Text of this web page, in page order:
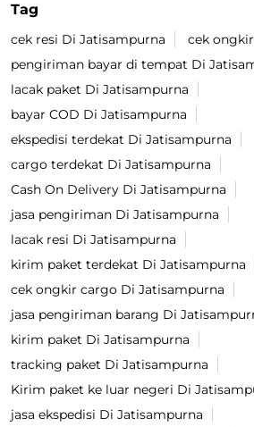
Tag
cek resi Di Jatisampurna
cek
pengiriman bayar di tempat Di
lacak paket Di Jatisampurna
bayar COD Di Jatisampurna
ekspedisi terdekat Di Jatisampurna
cargo terdekat Di Jatisampurna
Cash On Delivery Di Jatisampurna
jasa pengiriman Di Jatisampurna
lacak resi Di Jatisampurna
kirim paket terdekat Di Jatisampurna
cek ongkir cargo Di Jatisampurna
jasa pengiriman barang Di
kirim paket Di Jatisampurna
tracking paket Di Jatisampurna
Kirim paket ke luar negeri Di
jasa ekspedisi Di Jatisampurna